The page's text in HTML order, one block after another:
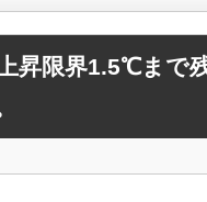
昇限界1.5℃まで